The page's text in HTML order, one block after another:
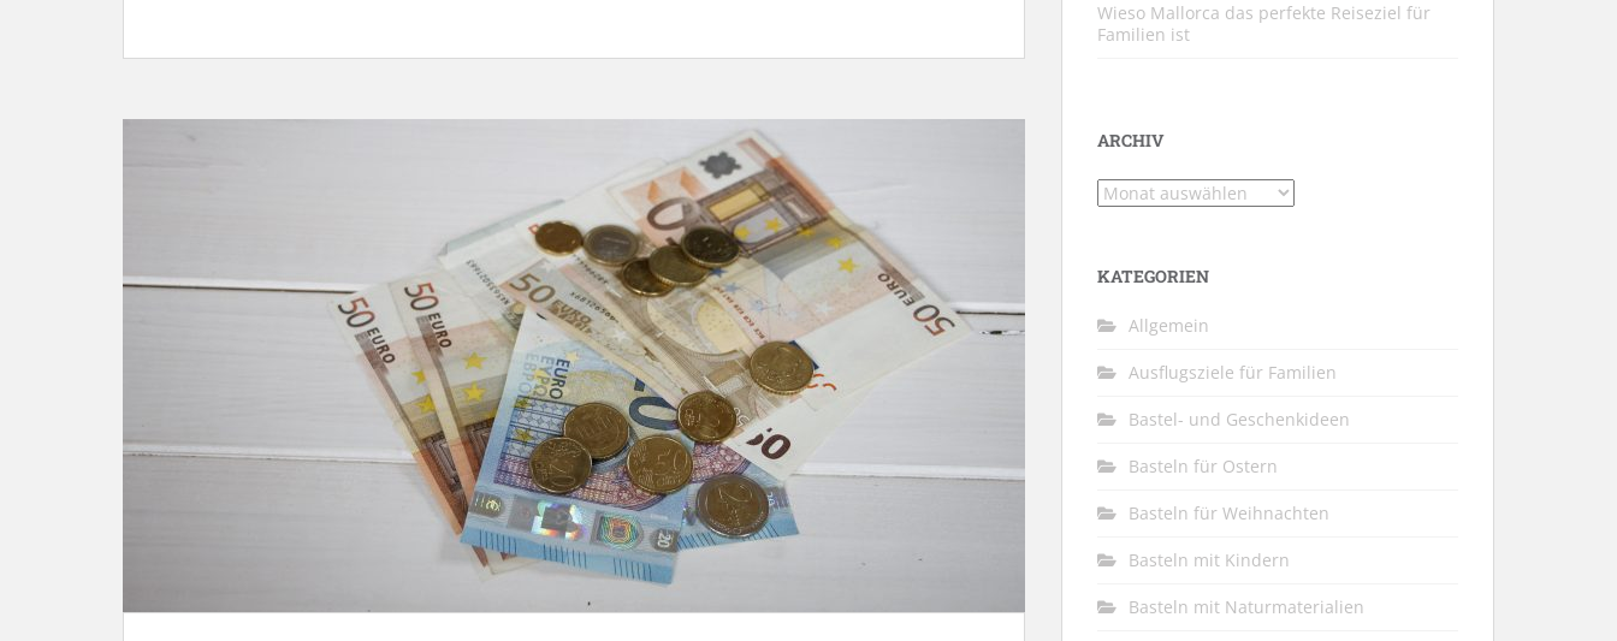
Wieso Mallorca das perfekte Reiseziel für
Familien ist
ARCHIV
Archiv
KATEGORIEN
Allgemein
Ausflugsziele für Familien
Bastel- und Geschenkideen
Basteln für Ostern
Basteln für Weihnachten
Basteln mit Kindern
Basteln mit Naturmaterialien